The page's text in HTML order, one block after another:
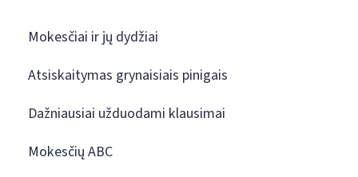
Mokesčiai ir jų dydžiai
Atsiskaitymas grynaisiais pinigais
Dažniausiai užduodami klausimai
Mokesčių ABC